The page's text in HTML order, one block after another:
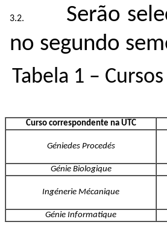
Serão
no segundo
Tabela 1 –
Curso correspondente na UTC
Géniedes Procedés
Génie Biologique
Ingénerie Mécanique
Génie Informatique